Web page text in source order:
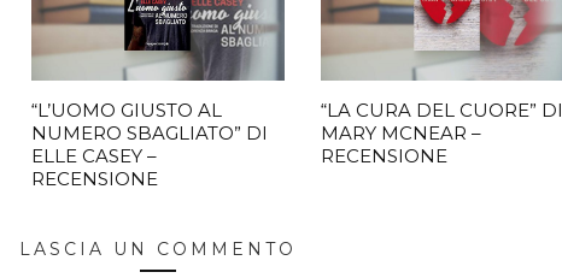
“L’UOMO GIUSTO AL
NUMERO SBAGLIATO” DI
ELLE CASEY –
RECENSIONE
“LA CURA DEL CUORE” DI
MARY MCNEAR –
RECENSIONE
LASCIA UN COMMENTO